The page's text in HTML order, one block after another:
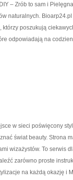
– Zrób to sam i
naturalnych.
poszukują
odpowiadają na
w sieci poświęcony
świat beauty. Strona
wizażystów. To serwis
zarówno proste
na każdą okazję i